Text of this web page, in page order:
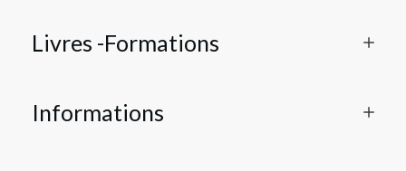
Livres -Formations
Informations